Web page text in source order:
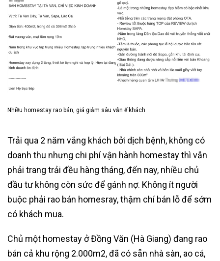
Nhiều homestay rao bán, giá giảm sâu vẫn ế khách
Trải qua 2 năm vắng khách bởi dịch bệnh, không có
doanh thu nhưng chi phí vận hành homestay thì vẫn
phải trang trải đều hàng tháng, đến nay, nhiều chủ
đầu tư không còn sức để gánh nợ. Không ít người
buộc phải rao bán homesray, thậm chí bán lỗ để sớm
có khách mua.
Chủ một homestay ở Đồng Văn (Hà Giang) đang rao
bán cả khu rộng 2.000m2, đã có sẵn nhà sàn, ao cá,